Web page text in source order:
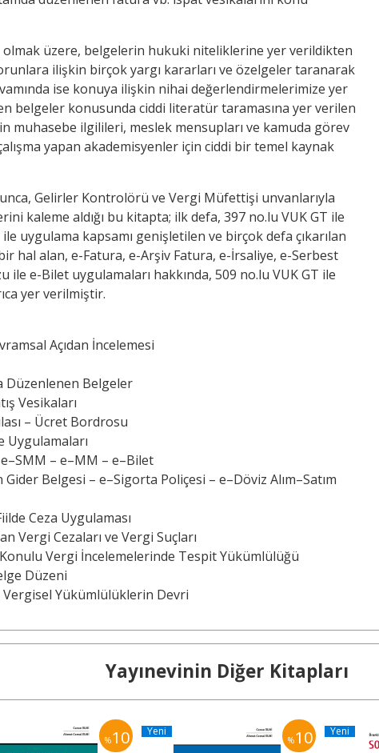
olmak üzere, belgelerin hukuki niteliklerine yer verildikten
ilişkin birçok yargı kararları ve özelgeler taranarak
ise konuya ilişkin nihai değerlendirmelerimize yer
belgeler konusunda ciddi literatür taramasına yer verilen
muhasebe ilgilileri, meslek mensupları ve kamuda görev
yapan akademisyenler için ciddi bir temel kaynak
Gelirler Kontrolörü ve Vergi Müfettişi unvanlarıyla
kaleme aldığı bu kitapta; ilk defa, 397 no.lu VUK GT ile
uygulama kapsamı genişletilen ve birçok defa çıkarılan
hal alan, e-Fatura, e-Arşiv Fatura, e-İrsaliye, e-Serbest
e-Bilet uygulamaları hakkında, 509 no.lu VUK GT ile
yer verilmiştir.
Açıdan İncelemesi
Düzenlenen Belgeler
Vesikaları
– Ücret Bordrosu
Uygulamaları
– e–MM – e–Bilet
Belgesi – e–Sigorta Poliçesi – e–Döviz Alım–Satım
Ceza Uygulaması
Vergi Cezaları ve Vergi Suçları
Konulu Vergi İncelemelerinde Tespit Yükümlülüğü
Düzeni
Vergisel Yükümlülüklerin Devri
Yayınevinin Diğer Kitapları
%10 %10
Yeni Yeni